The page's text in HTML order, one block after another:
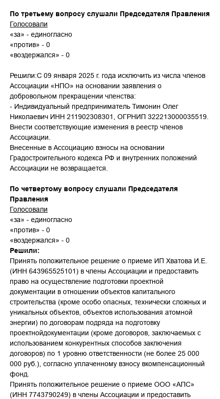
По третьему вопросу слушали Председателя Правления
Голосовали
«за» - единогласно
«против» - 0
«воздержался» - 0
Решили:С 09 января 2025 г. года исключить из числа членов
Ассоциации «НПО» на основании заявления о
добровольном прекращении членства:
- Индивидуальный предприниматель Тимонин Олег
Николаевич ИНН 211902308301, ОГРНИП 322213000035519.
Внести соответствующие изменения в реестр членов
Ассоциации.
Внесенные в Ассоциацию взносы на основании
Градостроительного кодекса РФ и внутренних положений
Ассоциации не возвращается.
По четвертому вопросу слушали Председателя
Правления
Голосовали
«за» - единогласно
«против» - 0
«воздержался» - 0
Решили:
Принять положительное решение о приеме ИП Хватова И.Е.
(ИНН 643965525101) в члены Ассоциации и предоставить
право на осуществление подготовки проектной
документации в отношении объектов капитального
строительства (кроме особо опасных, технически сложных и
уникальных объектов, объектов использования атомной
энергии) по договорам подряда на подготовку
проектнойдокументации (кроме договоров, заключаемых с
использованием конкурентных способов заключения
договоров) по 1 уровню ответственности (не более 25 000
000 руб.), согласно уплаченному взносу вкомпенсационный
фонд.
Принять положительное решение о приеме ООО «АПС»
(ИНН 7743790249) в члены Ассоциации и предоставить